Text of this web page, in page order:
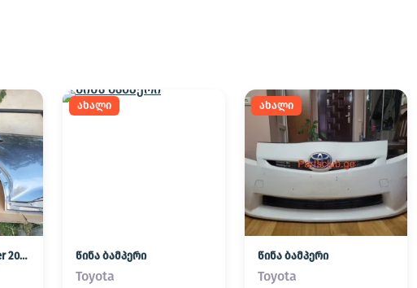
კარები karebi forester 2025
ახალი
წინა ბამპერი
Toyota
ახალი
წინა ბამპერი
Toyota